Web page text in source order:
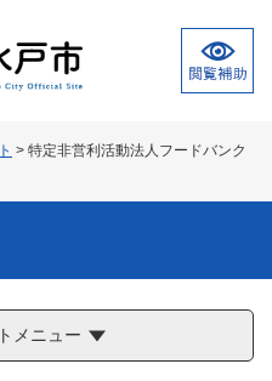
> 特定非営利活動法人フードバンク
メニュー